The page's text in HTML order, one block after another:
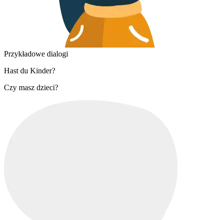
Przykładowe dialogi
Hast du Kinder?
Czy masz dzieci?